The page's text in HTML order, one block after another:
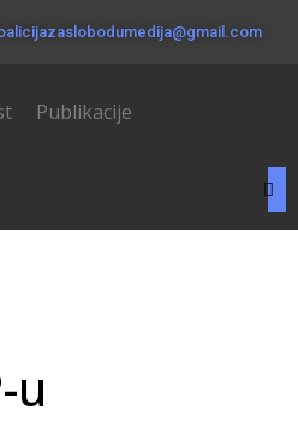
Publikacije
u